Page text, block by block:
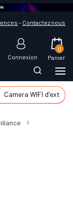
- Contactez nous
Connexion Panier
0
Camera WIFI d'extér